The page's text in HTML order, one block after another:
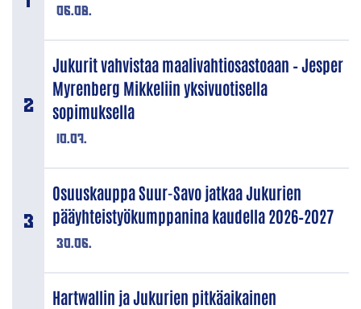
06.08.
10.07.
Jukurit vahvistaa maalivahtiosastoaan – Jesper
Myrenberg Mikkeliin yksivuotisella
sopimuksella
30.06.
Osuuskauppa Suur-Savo jatkaa Jukurien
pääyhteistyökumppanina kaudella 2026–2027
Hartwallin ja Jukurien pitkäaikainen